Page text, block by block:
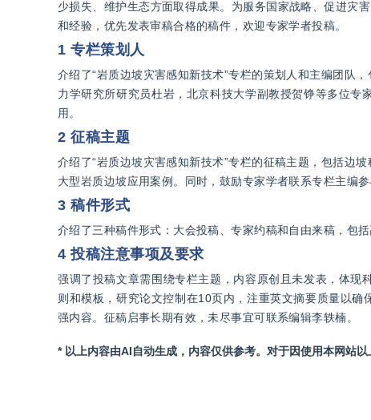
少损失、维护生态方面取得成果。为服务国家战略、促进灾
和经验，优先发表审稿合格的稿件，欢迎专家学者投稿。
1 专栏策划人
介绍了“岩质边坡灾害感知新技术”专栏的策划人和主编团队
力学研究所研究员杜岩，北京科技大学副教授贺铮等多位
用。
2 征稿主题
介绍了“岩质边坡灾害感知新技术”专栏的征稿主题，包括边
大型岩质边坡应用案例。同时，鼓励专家学者联系专栏主编
3 稿件形式
介绍了三种稿件形式：大会投稿、专家约稿和自由来稿，包
4 投稿注意事项及要求
强调了投稿文章需围绕专栏主题，内容原创且未发表，体
则和模板，研究论文控制在10页内，注重英文摘要质量以
强内容。征稿启事长期有效，未尽事宜可联系编辑李轶楠。
* 以上内容由AI自动生成，内容仅供参考。对于因使用本网站